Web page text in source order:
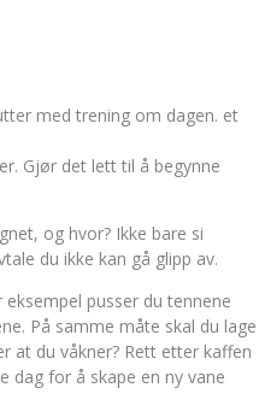
med trening om dagen. et
Gjør det lett til å begynne
og hvor? Ikke bare si
du ikke kan gå glipp av.
pusser du tennene
På samme måte skal du lage
at du våkner? Rett etter kaffen
dag for å skape en ny vane